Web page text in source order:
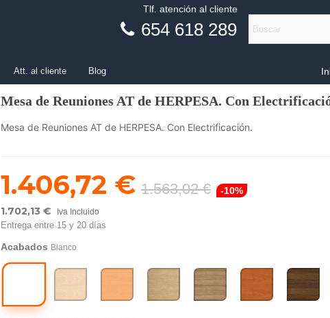
Tlf. atención al cliente
654 618 289
Att. al cliente Blog
Mesa de Reuniones AT de HERPESA. Con
Mesa de Reuniones AT de HERPESA. Con Electrificación.
1.406,72 € 1.563,02 € -10%
1.702,13 € Iva Incluido
Entrega entre 15 y 20 días
Acabados Blanco
Roble
Rústico
Nogal
Victoria